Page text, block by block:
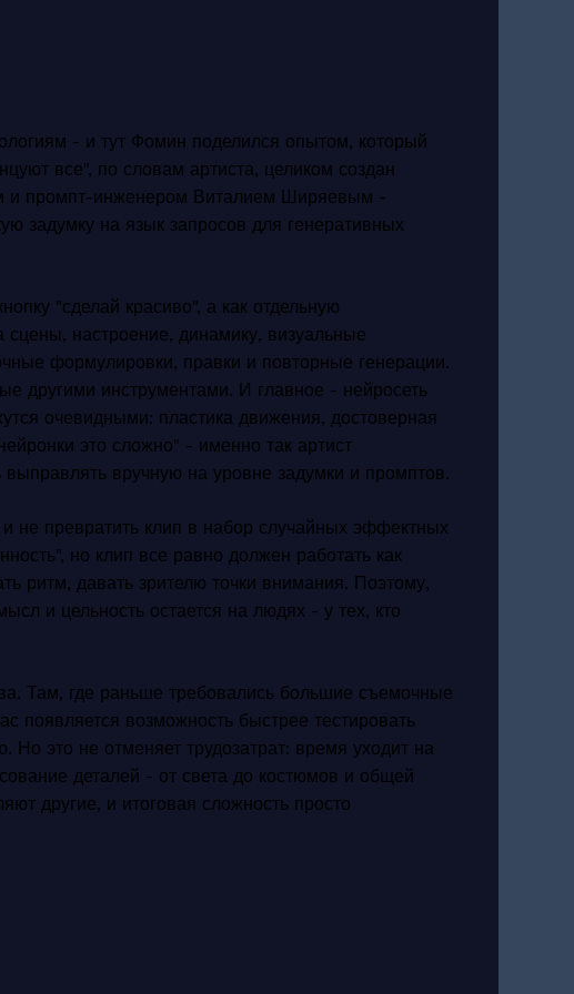
- и тут Фомин поделился опытом, который
все", по словам артиста, целиком создан
и промпт-инженером Виталием Ширяевым -
задумку на язык запросов для генеративных
"сделай красиво", а как отдельную
настроение, динамику, визуальные
формулировки, правки и повторные генерации.
другими инструментами. И главное - нейросеть
очевидными: пластика движения, достоверная
это сложно" - именно так артист
вручную на уровне задумки и промптов.
не превратить клип в набор случайных эффектных
но клип все равно должен работать как
ритм, давать зрителю точки внимания. Поэтому,
и цельность остается на людях - у тех, кто
Там, где раньше требовались большие съемочные
появляется возможность быстрее тестировать
это не отменяет трудозатрат: время уходит на
деталей - от света до костюмов и общей
другие, и итоговая сложность просто